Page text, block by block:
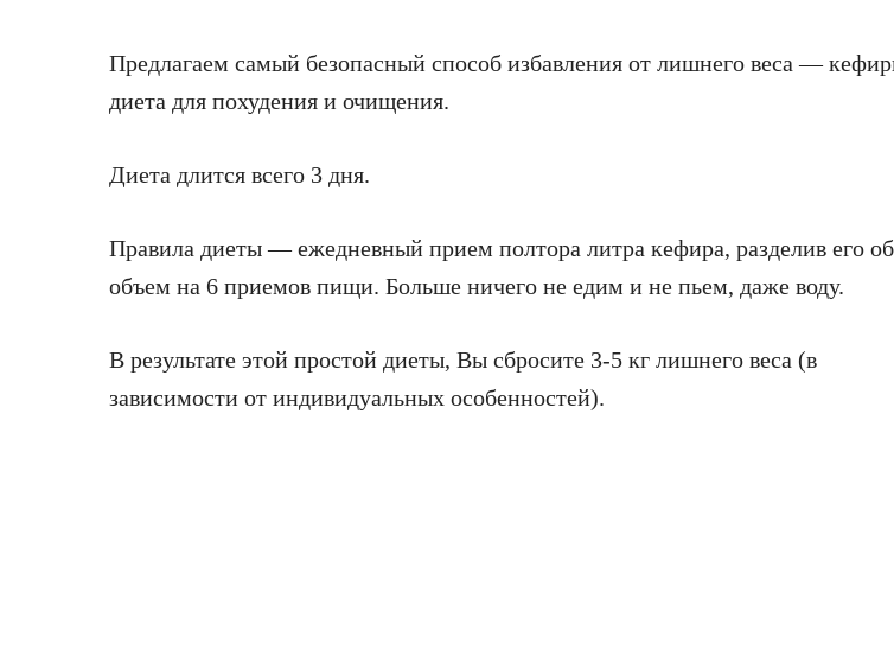
Предлагаем самый безопасный способ избавления от лишнего веса —
диета для похудения и очищения.
Диета длится всего 3 дня.
Правила диеты — ежедневный прием полтора литра кефира, разделив его
объем на 6 приемов пищи. Больше ничего не едим и не пьем, даже воду.
В результате этой простой диеты, Вы сбросите 3-5 кг лишнего веса (в
зависимости от индивидуальных особенностей).